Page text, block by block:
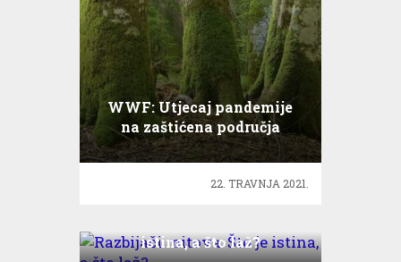
WWF: Utjecaj pandemije
na zaštićena područja
22. TRAVNJA 2021.
istina, a što laž?